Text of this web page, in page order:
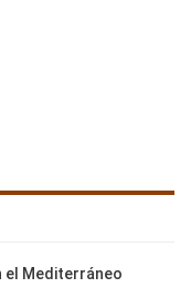
el Mediterráneo